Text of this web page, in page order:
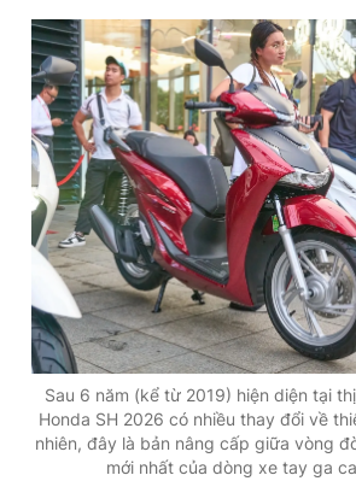
Tiện ích Bạn cần
Thông tin tòa soạn Liên hệ
Đọc Thanh Niên trên điện thoại
Theo dõi báo trên
Sau 6 năm (kể từ 2019) hiện diện tại
Honda SH 2026 có nhiều thay đổi về
nhiên, đây là bản nâng cấp giữa vòng
mới nhất của dòng xe tay ga